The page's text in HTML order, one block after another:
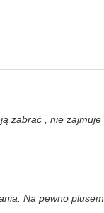
zabrać , nie
Na pewno